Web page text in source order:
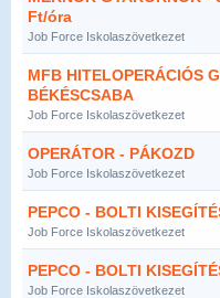
Ft/óra
Job Force Iskolaszövetkezet
MFB HITELOPERÁCIÓS
BÉKÉSCSABA
Job Force Iskolaszövetkezet
OPERÁTOR - PÁKOZD
Job Force Iskolaszövetkezet
PEPCO - BOLTI
Job Force Iskolaszövetkezet
PEPCO - BOLTI
Job Force Iskolaszövetkezet